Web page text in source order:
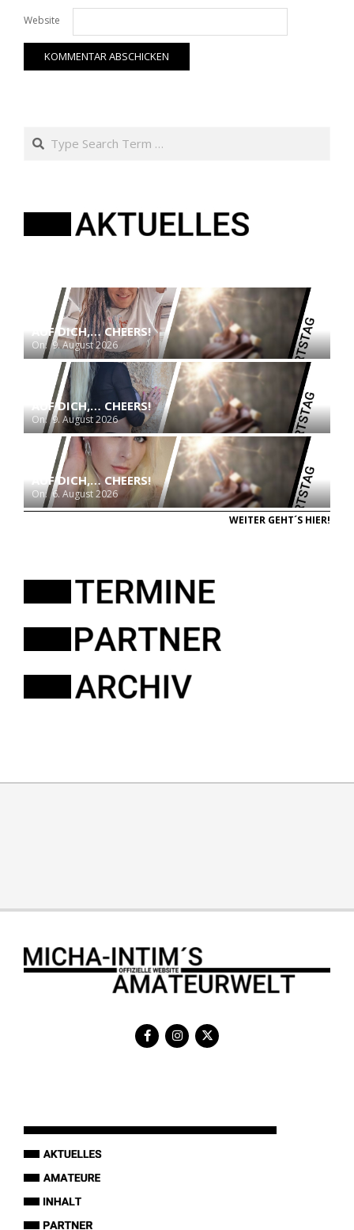
Website
Search
AUF DICH,… CHEERS!
On: 9. August 2026
AUF DICH,… CHEERS!
On: 9. August 2026
AUF DICH,… CHEERS!
On: 6. August 2026
WEITER GEHT´S HIER!